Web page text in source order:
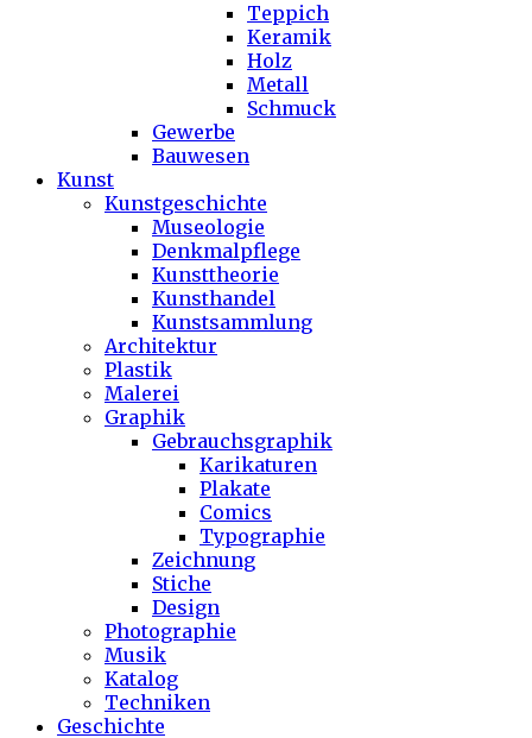
Teppich
Keramik
Holz
Metall
Schmuck
Gewerbe
Bauwesen
Kunst
Kunstgeschichte
Museologie
Denkmalpflege
Kunsttheorie
Kunsthandel
Kunstsammlung
Architektur
Plastik
Malerei
Graphik
Gebrauchsgraphik
Karikaturen
Plakate
Comics
Typographie
Zeichnung
Stiche
Design
Photographie
Musik
Katalog
Techniken
Geschichte